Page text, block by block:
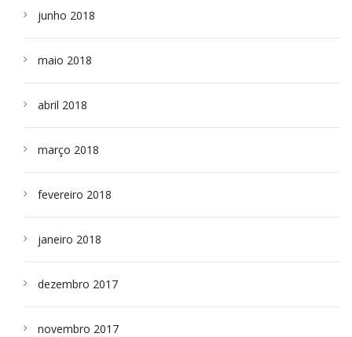
junho 2018
maio 2018
abril 2018
março 2018
fevereiro 2018
janeiro 2018
dezembro 2017
novembro 2017